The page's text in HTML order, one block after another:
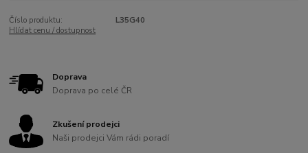
Číslo produktu:
L35G40
Hlídat cenu / dostupnost
Doprava
Doprava po celé ČR
Zkušení prodejci
Naši prodejci Vám rádi poradí